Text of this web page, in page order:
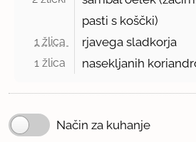
pasti s koščki)
1 žlica rjavega sladkorja
1 žlica nasekljanih
Način za kuhanje